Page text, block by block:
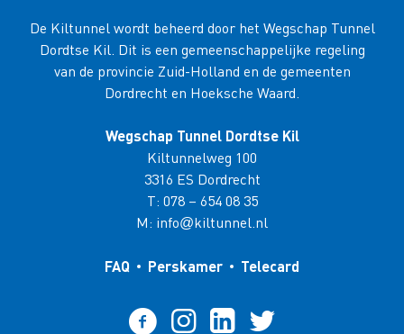
De Kiltunnel wordt beheerd door het Wegschap Tunnel
Dordtse Kil. Dit is een gemeenschappelijke regeling
van de provincie Zuid-Holland en de gemeenten
Dordrecht en Hoeksche Waard.
Wegschap Tunnel Dordtse Kil
Kiltunnelweg 100
3316 ES Dordrecht
T: 078 – 654 08 35
M: info@kiltunnel.nl
FAQ Perskamer Telecard